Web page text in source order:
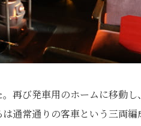
再び発車用のホームに移動
通常通りの客車という三両